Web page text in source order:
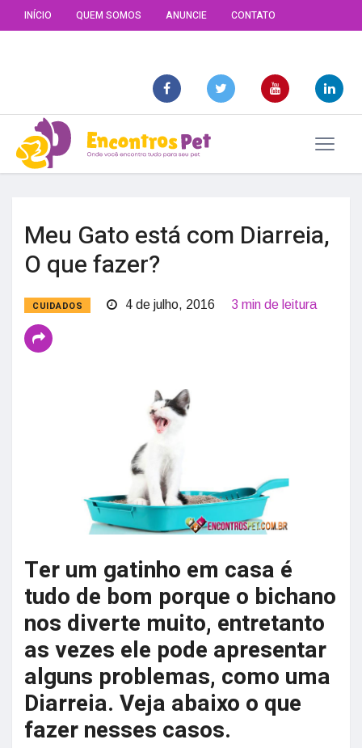
INÍCIO QUEM SOMOS ANUNCIE CONTATO
Meu Gato está com Diarreia,
O que fazer?
CUIDADOS 4 de julho, 2016 3 min de leitura
Ter um gatinho em casa é
tudo de bom porque o bichano
nos diverte muito, entretanto
as vezes ele pode apresentar
alguns problemas, como uma
Diarreia. Veja abaixo o que
fazer nesses casos.